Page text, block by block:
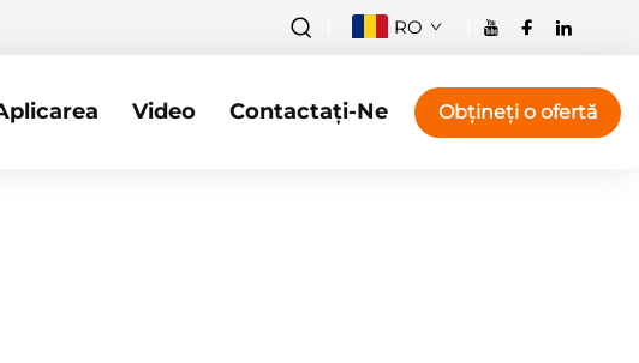
RO
Video Contactați-Ne Obțineți o ofertă